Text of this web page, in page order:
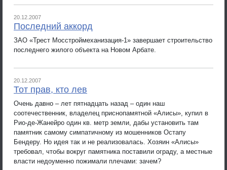
20.12.2007
Последний аккорд
ЗАО «Трест Мосстроймеханизация-1» завершает строительство
последнего жилого объекта на Новом Арбате.
20.12.2007
Тот прав, кто лев
Очень давно – лет пятнадцать назад – один наш
соотечественник, владелец приснопамятной «Алисы», купил в
Рио-де-Жанейро один кв. метр земли, дабы установить там
памятник самому симпатичному из мошенников Остапу
Бендеру. Но идея так и не реализовалась. Хозяин «Алисы»
требовал, чтобы вокруг памятника поставили ограду, а местные
власти недоуменно пожимали плечами: зачем?